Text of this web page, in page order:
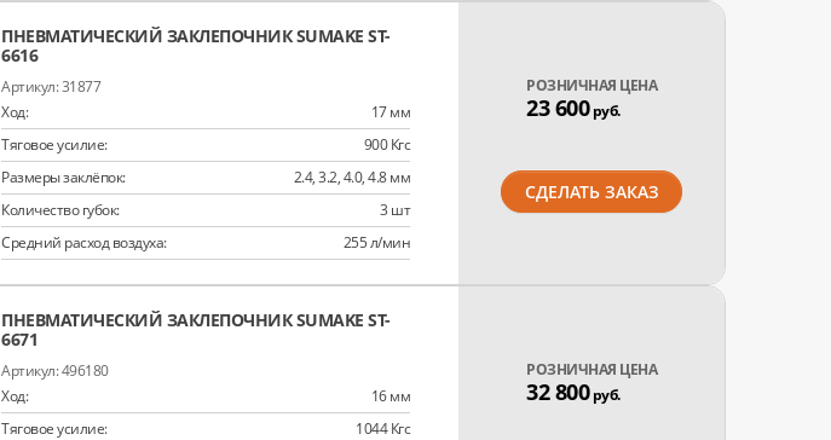
ПНЕВМАТИЧЕСКИЙ ЗАКЛЕПОЧНИК SUMAKE ST-
6616
31877
Ход:
17 мм
Тяговое усилие:
900 Кгс
Размеры заклёпок:
2.4, 3.2, 4.0, 4.8 мм
Количество губок:
3 шт
Средний расход воздуха:
255 л/мин
РОЗНИЧНАЯ ЦЕНА
23 600руб.
СДЕЛАТЬ ЗАКАЗ
ПНЕВМАТИЧЕСКИЙ ЗАКЛЕПОЧНИК SUMAKE ST-
6671
496180
Ход:
16 мм
Тяговое усилие:
1044 Кгс
РОЗНИЧНАЯ ЦЕНА
32 800руб.